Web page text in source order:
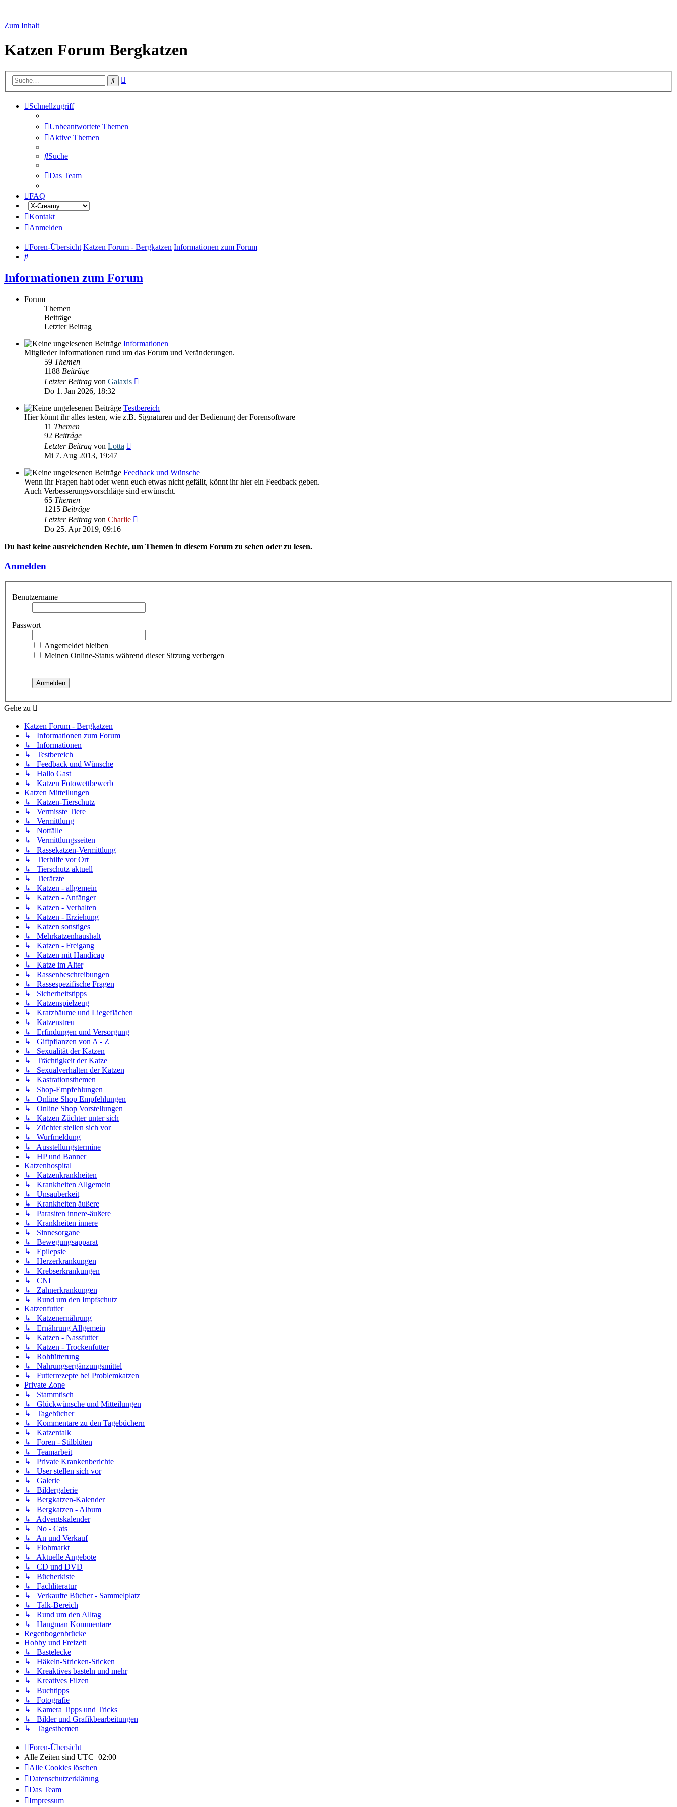
Zum Inhalt
Katzen Forum Bergkatzen
Suche
Schnellzugriff
Unbeantwortete Themen
Aktive Themen
Suche
Das Team
FAQ
Kontakt
Anmelden
Foren-Übersicht Katzen Forum - Bergkatzen Informationen zum Forum
Suche
Informationen zum Forum
Forum
Themen
Beiträge
Letzter Beitrag
Informationen
Mitglieder Informationen rund um das Forum und Veränderungen.
59 Themen
1188 Beiträge
Letzter Beitrag von Galaxis
Do 1. Jan 2026, 18:32
Testbereich
Hier könnt ihr alles testen, wie z.B. Signaturen und der Bedienung der Forensoftware
11 Themen
92 Beiträge
Letzter Beitrag von Lotta
Mi 7. Aug 2013, 19:47
Feedback und Wünsche
Wenn ihr Fragen habt oder wenn euch etwas nicht gefällt, könnt ihr hier ein Feedback geben.
Auch Verbesserungsvorschläge sind erwünscht.
65 Themen
1215 Beiträge
Letzter Beitrag von Charlie
Do 25. Apr 2019, 09:16
Du hast keine ausreichenden Rechte, um Themen in diesem Forum zu sehen oder zu lesen.
Anmelden
Benutzername
Passwort
Angemeldet bleiben
Meinen Online-Status während dieser Sitzung verbergen
Gehe zu
Katzen Forum - Bergkatzen
↳ Informationen zum Forum
↳ Informationen
↳ Testbereich
↳ Feedback und Wünsche
↳ Hallo Gast
↳ Katzen Fotowettbewerb
Katzen Mitteilungen
↳ Katzen-Tierschutz
↳ Vermisste Tiere
↳ Vermittlung
↳ Notfälle
↳ Vermittlungsseiten
↳ Rassekatzen-Vermittlung
↳ Tierhilfe vor Ort
↳ Tierschutz aktuell
↳ Tierärzte
↳ Katzen - allgemein
↳ Katzen - Anfänger
↳ Katzen - Verhalten
↳ Katzen - Erziehung
↳ Katzen sonstiges
↳ Mehrkatzenhaushalt
↳ Katzen - Freigang
↳ Katzen mit Handicap
↳ Katze im Alter
↳ Rassenbeschreibungen
↳ Rassespezifische Fragen
↳ Sicherheitstipps
↳ Katzenspielzeug
↳ Kratzbäume und Liegeflächen
↳ Katzenstreu
↳ Erfindungen und Versorgung
↳ Giftpflanzen von A - Z
↳ Sexualität der Katzen
↳ Trächtigkeit der Katze
↳ Sexualverhalten der Katzen
↳ Kastrationsthemen
↳ Shop-Empfehlungen
↳ Online Shop Empfehlungen
↳ Online Shop Vorstellungen
↳ Katzen Züchter unter sich
↳ Züchter stellen sich vor
↳ Wurfmeldung
↳ Ausstellungstermine
↳ HP und Banner
Katzenhospital
↳ Katzenkrankheiten
↳ Krankheiten Allgemein
↳ Unsauberkeit
↳ Krankheiten äußere
↳ Parasiten innere-äußere
↳ Krankheiten innere
↳ Sinnesorgane
↳ Bewegungsapparat
↳ Epilepsie
↳ Herzerkrankungen
↳ Krebserkrankungen
↳ CNI
↳ Zahnerkrankungen
↳ Rund um den Impfschutz
Katzenfutter
↳ Katzenernährung
↳ Ernährung Allgemein
↳ Katzen - Nassfutter
↳ Katzen - Trockenfutter
↳ Rohfütterung
↳ Nahrungsergänzungsmittel
↳ Futterrezepte bei Problemkatzen
Private Zone
↳ Stammtisch
↳ Glückwünsche und Mitteilungen
↳ Tagebücher
↳ Kommentare zu den Tagebüchern
↳ Katzentalk
↳ Foren - Stilblüten
↳ Teamarbeit
↳ Private Krankenberichte
↳ User stellen sich vor
↳ Galerie
↳ Bildergalerie
↳ Bergkatzen-Kalender
↳ Bergkatzen - Album
↳ Adventskalender
↳ No - Cats
↳ An und Verkauf
↳ Flohmarkt
↳ Aktuelle Angebote
↳ CD und DVD
↳ Bücherkiste
↳ Fachliteratur
↳ Verkaufte Bücher - Sammelplatz
↳ Talk-Bereich
↳ Rund um den Alltag
↳ Hangman Kommentare
Regenbogenbrücke
Hobby und Freizeit
↳ Bastelecke
↳ Häkeln-Stricken-Sticken
↳ Kreaktives basteln und mehr
↳ Kreatives Filzen
↳ Buchtipps
↳ Fotografie
↳ Kamera Tipps und Tricks
↳ Bilder und Grafikbearbeitungen
↳ Tagesthemen
Foren-Übersicht
Alle Zeiten sind UTC+02:00
Alle Cookies löschen
Datenschutzerklärung
Das Team
Impressum